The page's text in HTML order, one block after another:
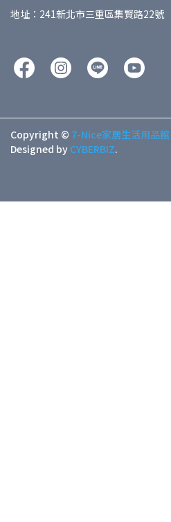
地址：241新北市三重區集賢路22號
Copyright © 7-Nice家居生活用品館
Designed by CYBERBIZ.